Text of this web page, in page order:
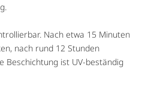
Nach etwa 15 Minuten
nach rund 12 Stunden
Beschichtung ist UV-beständig